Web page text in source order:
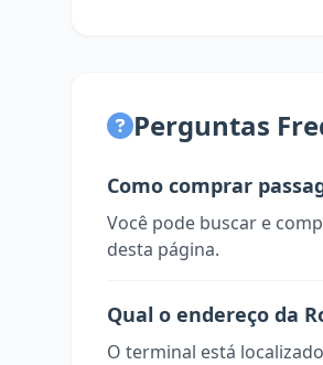
Perguntas
Como comprar
Você pode buscar e
desta página.
Qual o endereço da
O terminal está